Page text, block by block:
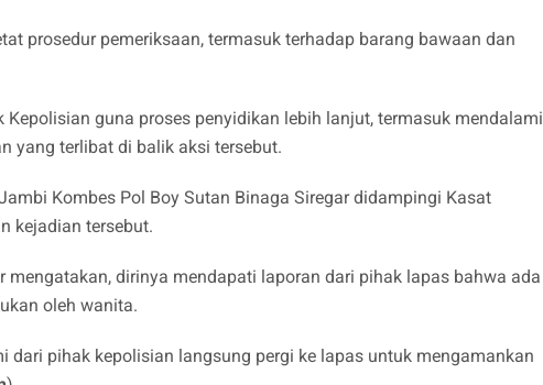
prosedur pemeriksaan, termasuk terhadap barang bawaan dan
guna proses penyidikan lebih lanjut, termasuk mendalami
yang terlibat di balik aksi tersebut.
Kombes Pol Boy Sutan Binaga Siregar didampingi Kasat
kejadian tersebut.
mengatakan, dirinya mendapati laporan dari pihak lapas bahwa ada
oleh wanita.
dari pihak kepolisian langsung pergi ke lapas untuk mengamankan